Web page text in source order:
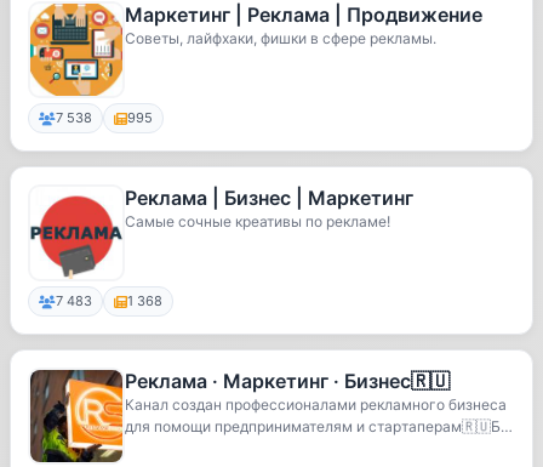
Маркетинг | Реклама | Продвижение
Советы, лайфхаки, фишки в сфере рекламы.
7 538 995
Реклама | Бизнес | Маркетинг
Самые сочные креативы по рекламе!
7 483 1 368
Реклама · Маркетинг · Бизнес🇷🇺
Канал создан профессионалами рекламного бизнеса
для помощи предпринимателям и стартаперам🇷🇺Бе